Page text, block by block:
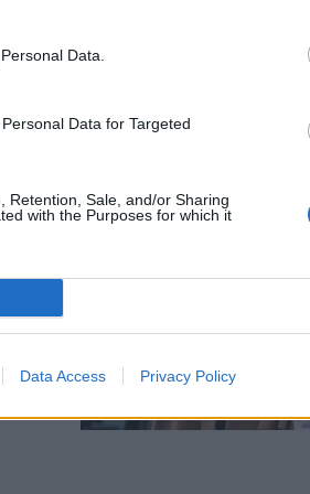
Data.
Data for Targeted
Retention, Sale, and/or Sharing
with the Purposes for which it
Data Access Privacy Policy
φθινόπωρο
θα